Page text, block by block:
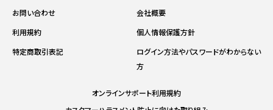
お問い合わせ
会社概要
利用規約
個人情報保護方針
特定商取引表記
ログイン方法やパスワードがわからない
方
オンラインサポート利用規約